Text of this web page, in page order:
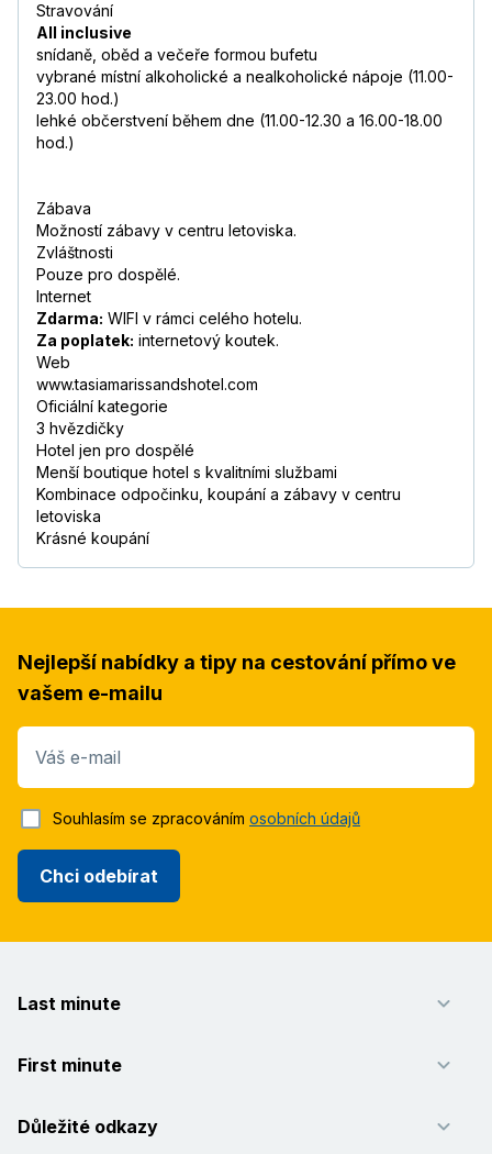
Stravování
All inclusive
snídaně, oběd a večeře formou bufetu
vybrané místní alkoholické a nealkoholické nápoje (11.00-
23.00 hod.)
lehké občerstvení během dne (11.00-12.30 a 16.00-18.00
hod.)
Zábava
Možností zábavy v centru letoviska.
Zvláštnosti
Pouze pro dospělé.
Internet
Zdarma: WIFI v rámci celého hotelu.
Za poplatek: internetový koutek.
Web
www.tasiamarissandshotel.com
Oficiální kategorie
3 hvězdičky
Hotel jen pro dospělé
Menší boutique hotel s kvalitními službami
Kombinace odpočinku, koupání a zábavy v centru
letoviska
Krásné koupání
Nejlepší nabídky a tipy na cestování přímo ve
vašem e-mailu
Váš e-mail
Chci odebírat
Souhlasím se zpracováním osobních údajů
Last minute
First minute
Důležité odkazy